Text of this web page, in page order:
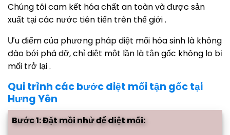
Chúng tôi cam kết hóa chất an toàn và được sản
xuất tại các nước tiên tiến trên thế giới .
Ưu điểm của phương pháp diệt mối hóa sinh là không
đào bới phá dỡ, chỉ diệt một lần là tận gốc không lo bị
mối trở lại .
Qui trình các bước diệt mối tận gốc tại
Hưng Yên
Bước 1: Đặt mồi nhử để diệt mối: